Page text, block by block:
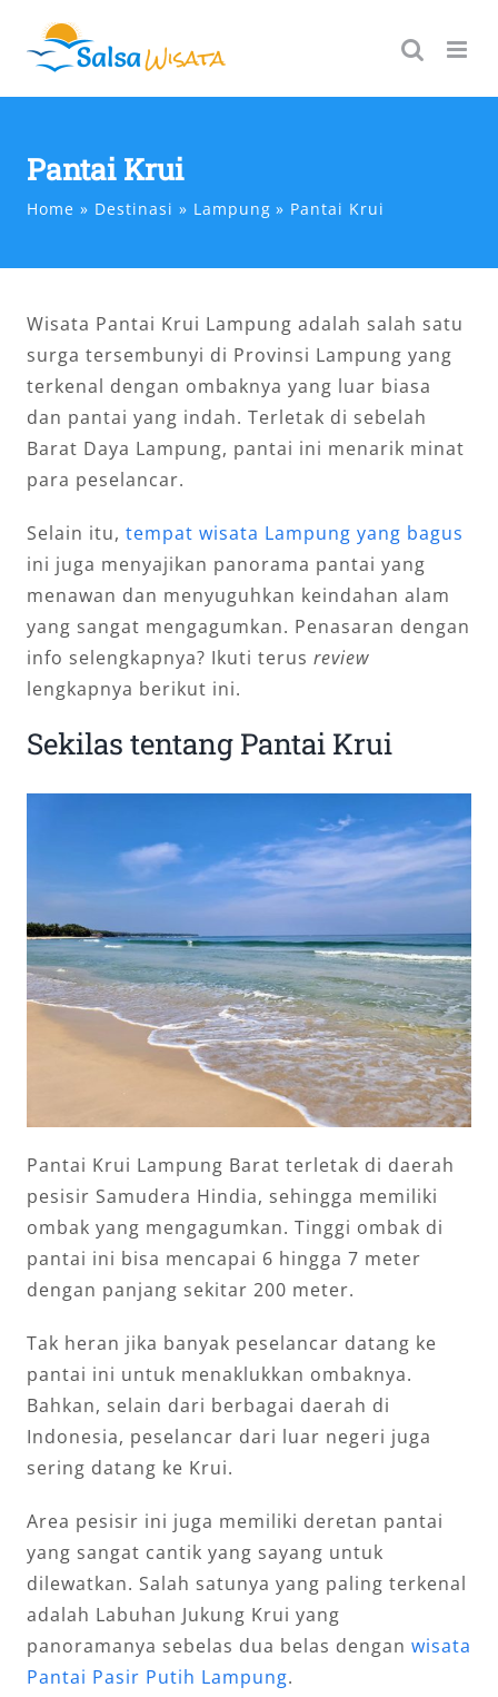
content
Pantai Krui
Home Destinasi Lampung Pantai Krui
Wisata Pantai Krui Lampung adalah salah satu
surga tersembunyi di Provinsi Lampung yang
terkenal dengan ombaknya yang luar biasa
dan pantai yang indah. Terletak di sebelah
Barat Daya Lampung, pantai ini menarik minat
para peselancar.
Selain itu, tempat wisata Lampung yang bagus
ini juga menyajikan panorama pantai yang
menawan dan menyuguhkan keindahan alam
yang sangat mengagumkan. Penasaran dengan
info selengkapnya? Ikuti terus review
lengkapnya berikut ini.
Sekilas tentang Pantai Krui
Pantai Krui Lampung Barat terletak di daerah
pesisir Samudera Hindia, sehingga memiliki
ombak yang mengagumkan. Tinggi ombak di
pantai ini bisa mencapai 6 hingga 7 meter
dengan panjang sekitar 200 meter.
Tak heran jika banyak peselancar datang ke
pantai ini untuk menaklukkan ombaknya.
Bahkan, selain dari berbagai daerah di
Indonesia, peselancar dari luar negeri juga
sering datang ke Krui.
Area pesisir ini juga memiliki deretan pantai
yang sangat cantik yang sayang untuk
dilewatkan. Salah satunya yang paling terkenal
adalah Labuhan Jukung Krui yang
panoramanya sebelas dua belas dengan wisata
Pantai Pasir Putih Lampung.